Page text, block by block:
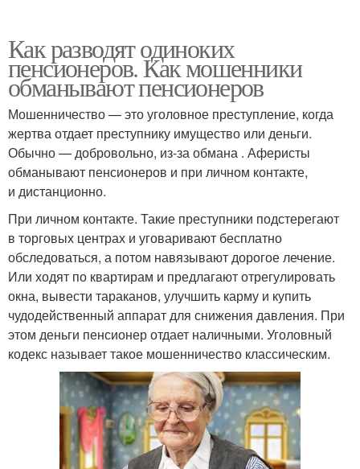
Как разводят одиноких
пенсионеров. Как мошенники
обманывают пенсионеров
Мошенничество — это уголовное преступление, когда
жертва отдает преступнику имущество или деньги.
Обычно — добровольно, из-за обмана . Аферисты
обманывают пенсионеров и при личном контакте,
и дистанционно.
При личном контакте. Такие преступники подстерегают
в торговых центрах и уговаривают бесплатно
обследоваться, а потом навязывают дорогое лечение.
Или ходят по квартирам и предлагают отрегулировать
окна, вывести тараканов, улучшить карму и купить
чудодейственный аппарат для снижения давления. При
этом деньги пенсионер отдает наличными. Уголовный
кодекс называет такое мошенничество классическим.